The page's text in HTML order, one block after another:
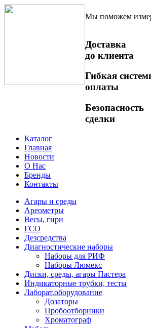
Мы поможем
Доставка
до клиента
Гибкая
оплаты
Безопасность
сделки
Каталог
Главная
Новости
О Нас
Бренды
Контакты
Агары и среды
Ареометры
Весы, гири
ГСО
Дезсредства
Диагностические наборы
Наборы для РИФ
Наборы Люмекс
Диски, среды, агары Пастера
Индикаторные трубки, тесты
Лаборат.оборудование
Дозаторы
Пробоотборники
Хроматограф